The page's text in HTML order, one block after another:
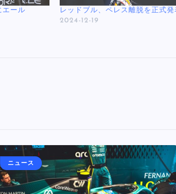
エール
レッドブル、ペレス離脱を正式発
2024-12-19
ニュース